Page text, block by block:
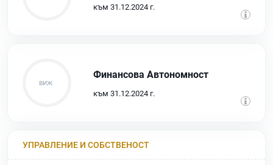
към 31.12.2024 г.
Финансова Автономност
към 31.12.2024 г.
УПРАВЛЕНИЕ И СОБСТВЕНОСТ